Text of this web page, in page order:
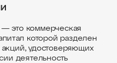
это коммерческая
которой разделен
удостоверяющих
деятельность